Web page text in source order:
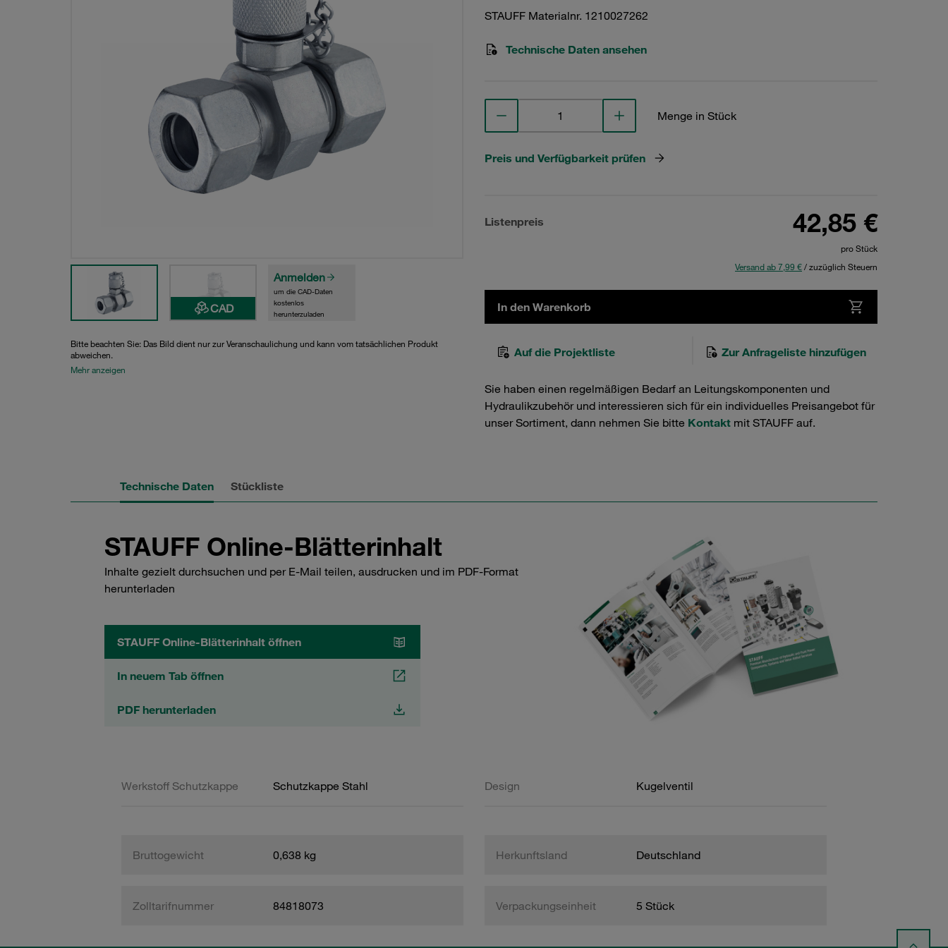
CAD
Anmelden
um die CAD-Daten
kostenlos
herunterzuladen
Bitte beachten Sie: Das Bild dient nur zur Veranschaulichung und kann vom tatsächlichen Produkt
abweichen.
Mehr anzeigen
STAUFF Materialnr. 1210027262
Technische Daten ansehen
Menge in Stück
Preis und Verfügbarkeit prüfen
Listenpreis 42,85 €
pro Stück
Versand ab 7,99 €/ zuzüglich Steuern
In den Warenkorb
Auf die Projektliste Zur Anfrageliste hinzufügen
Sie haben einen regelmäßigen Bedarf an Leitungskomponenten und
Hydraulikzubehör und interessieren sich für ein individuelles Preisangebot für
unser Sortiment, dann nehmen Sie bitte Kontakt mit STAUFF auf.
Technische Daten Stückliste
STAUFF Online-Blätterinhalt
Inhalte gezielt durchsuchen und per E-Mail teilen, ausdrucken und im PDF-Format
herunterladen
STAUFF Online-Blätterinhalt öffnen
In neuem Tab öffnen
PDF herunterladen
Werkstoff Schutzkappe Schutzkappe Stahl Design Kugelventil
Bruttogewicht 0,638 kg Herkunftsland Deutschland
Zolltarifnummer 84818073 Verpackungseinheit 5 Stück